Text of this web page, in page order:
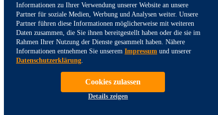
Informationen zu Ihrer Verwendung unserer Website an unsere
Partner für soziale Medien, Werbung und Analysen weiter. Unsere
Partner führen diese Informationen möglicherweise mit weiteren
Daten zusammen, die Sie ihnen bereitgestellt haben oder die sie im
Rahmen Ihrer Nutzung der Dienste gesammelt haben. Nähere
Informationen entnehmen Sie unserem Impressum und unserer
Datenschutzerklärung.
Cookies zulassen
Details zeigen